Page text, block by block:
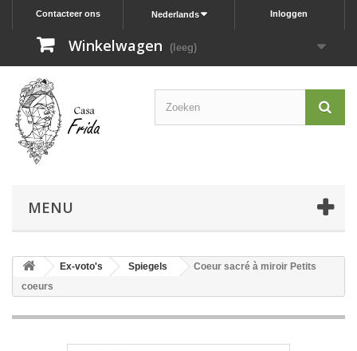
Inloggen
Nederlands
Contacteer ons
Winkelwagen (leeg)
MENU
Ex-voto's Spiegels
Coeur sacré à miroir Petits
coeurs